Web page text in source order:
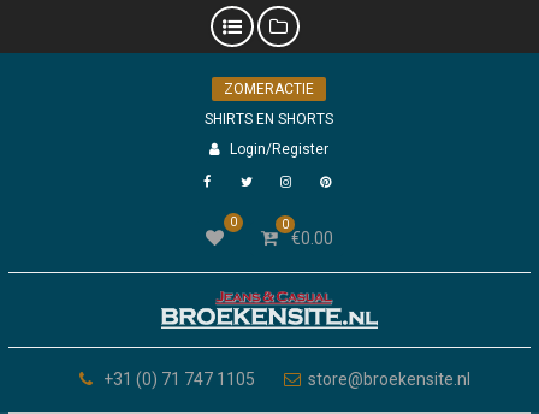
ZOMERACTIE
SHIRTS EN SHORTS
Login/Register
0 0
€0.00
+31 (0) 71 747 1105 store@broekensite.nl